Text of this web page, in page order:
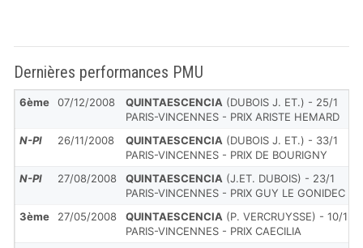
Dernières performances PMU
6ème 07/12/2008 QUINTAESCENCIA (DUBOIS J. ET.) - 25/1
PARIS-VINCENNES - PRIX ARISTE HEMARD
N-Pl
26/11/2008 QUINTAESCENCIA (DUBOIS J. ET.) - 33/1
PARIS-VINCENNES - PRIX DE BOURIGNY
N-Pl
27/08/2008 QUINTAESCENCIA (J.ET. DUBOIS) - 23/1
PARIS-VINCENNES - PRIX GUY LE GONIDEC
3ème
27/05/2008 QUINTAESCENCIA (P. VERCRUYSSE) - 10/1
PARIS-VINCENNES - PRIX CAECILIA